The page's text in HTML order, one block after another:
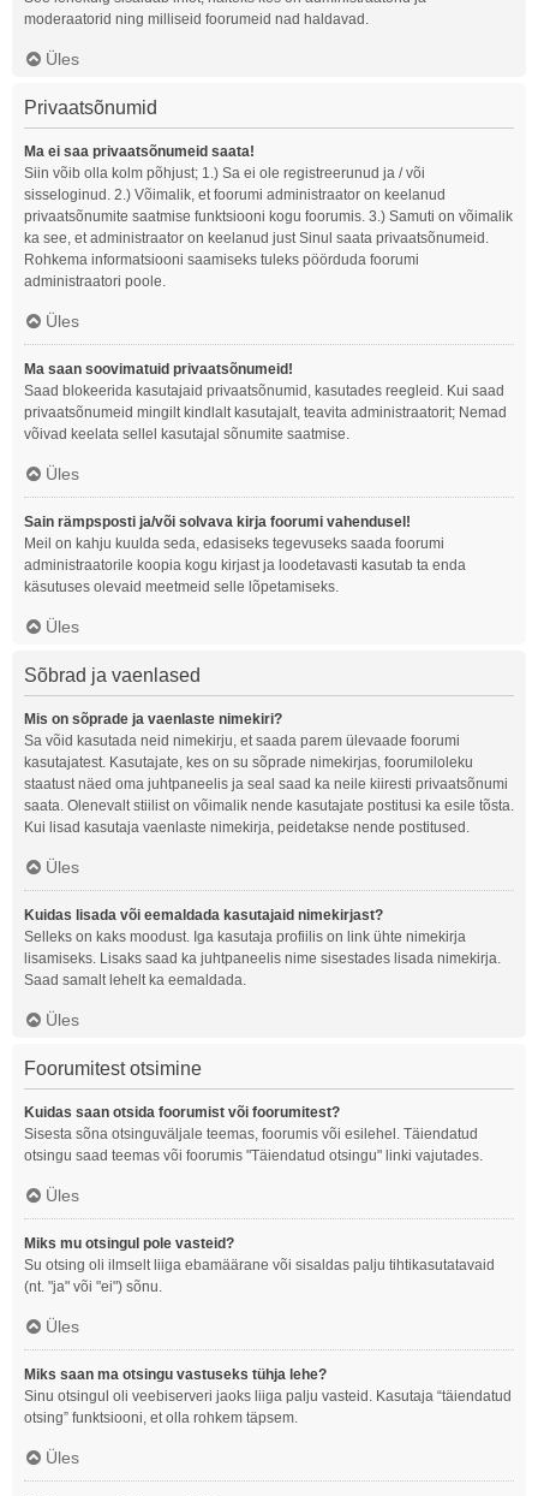
moderaatorid ning milliseid foorumeid nad haldavad.
Üles
Privaatsõnumid
Ma ei saa privaatsõnumeid saata!
Siin võib olla kolm põhjust; 1.) Sa ei ole registreerunud ja / või
sisseloginud. 2.) Võimalik, et foorumi administraator on keelanud
privaatsõnumite saatmise funktsiooni kogu foorumis. 3.) Samuti on võimalik
ka see, et administraator on keelanud just Sinul saata privaatsõnumeid.
Rohkema informatsiooni saamiseks tuleks pöörduda foorumi
administraatori poole.
Üles
Ma saan soovimatuid privaatsõnumeid!
Saad blokeerida kasutajaid privaatsõnumid, kasutades reegleid. Kui saad
privaatsõnumeid mingilt kindlalt kasutajalt, teavita administraatorit; Nemad
võivad keelata sellel kasutajal sõnumite saatmise.
Üles
Sain rämpsposti ja/või solvava kirja foorumi vahendusel!
Meil on kahju kuulda seda, edasiseks tegevuseks saada foorumi
administraatorile koopia kogu kirjast ja loodetavasti kasutab ta enda
käsutuses olevaid meetmeid selle lõpetamiseks.
Üles
Sõbrad ja vaenlased
Mis on sõprade ja vaenlaste nimekiri?
Sa võid kasutada neid nimekirju, et saada parem ülevaade foorumi
kasutajatest. Kasutajate, kes on su sõprade nimekirjas, foorumiloleku
staatust näed oma juhtpaneelis ja seal saad ka neile kiiresti privaatsõnumi
saata. Olenevalt stiilist on võimalik nende kasutajate postitusi ka esile tõsta.
Kui lisad kasutaja vaenlaste nimekirja, peidetakse nende postitused.
Üles
Kuidas lisada või eemaldada kasutajaid nimekirjast?
Selleks on kaks moodust. Iga kasutaja profiilis on link ühte nimekirja
lisamiseks. Lisaks saad ka juhtpaneelis nime sisestades lisada nimekirja.
Saad samalt lehelt ka eemaldada.
Üles
Foorumitest otsimine
Kuidas saan otsida foorumist või foorumitest?
Sisesta sõna otsinguväljale teemas, foorumis või esilehel. Täiendatud
otsingu saad teemas või foorumis "Täiendatud otsingu" linki vajutades.
Üles
Miks mu otsingul pole vasteid?
Su otsing oli ilmselt liiga ebamäärane või sisaldas palju tihtikasutatavaid
(nt. "ja" või "ei") sõnu.
Üles
Miks saan ma otsingu vastuseks tühja lehe?
Sinu otsingul oli veebiserveri jaoks liiga palju vasteid. Kasutaja “täiendatud
otsing” funktsiooni, et olla rohkem täpsem.
Üles